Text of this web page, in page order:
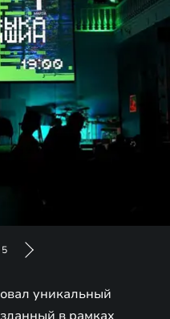
5
уникальный